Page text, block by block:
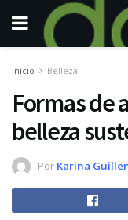
Inicio Belleza
Formas de
belleza
Por Karina